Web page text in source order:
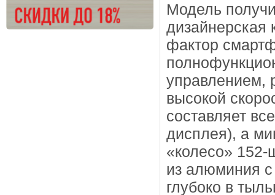
Модель
дизайнерская
фактор
управлением,
высокой
составляет
дисплея), а
«колесо» 152-
из алюминия с
глубоко в